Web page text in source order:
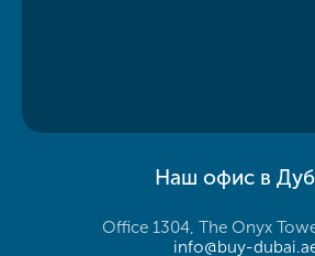
Наш офис в
Office 1304, The Onyx
info@buy-